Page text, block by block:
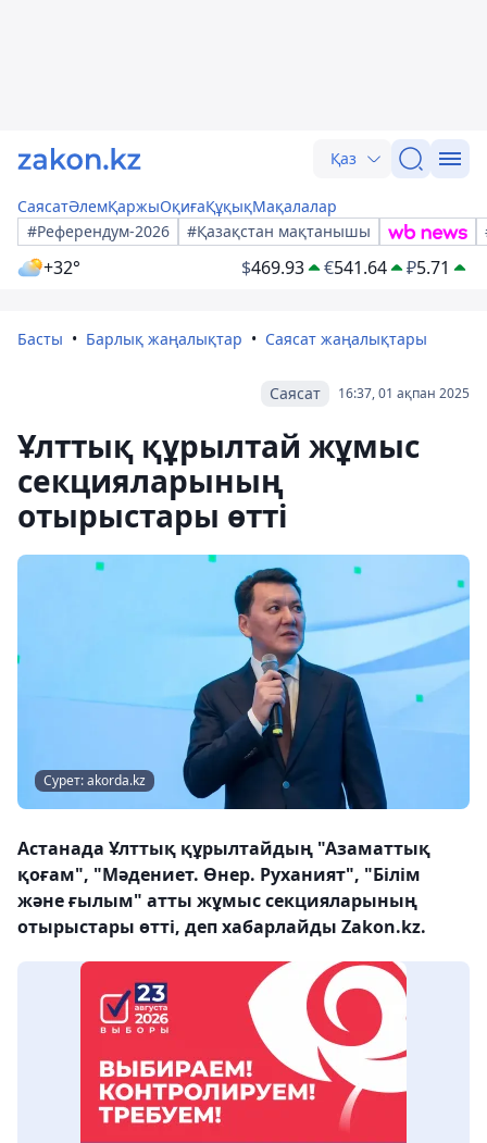
Қаз
СаясатӘлемҚаржыОқиғаҚұқықМақалалар
#Референдум-2026
#Қазақстан мақтанышы
+32° $469.93 €541.64 ₽5.71
Басты Барлық жаңалықтар Саясат жаңалықтары
16:37, 01 ақпан 2025
Саясат
Ұлттық құрылтай жұмыс
секцияларының
отырыстары өтті
Сурет: akorda.kz
Астанада Ұлттық құрылтайдың "Азаматтық
қоғам", "Мәдениет. Өнер. Руханият", "Білім
және ғылым" атты жұмыс секцияларының
отырыстары өтті, деп хабарлайды Zakon.kz.